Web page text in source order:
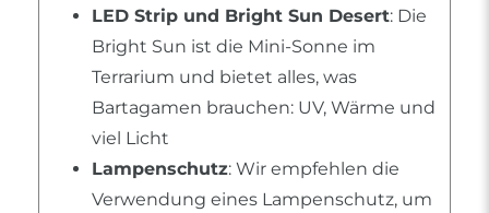
LED Strip und Bright Sun Desert: Die
Bright Sun ist die Mini-Sonne im
Terrarium und bietet alles, was
Bartagamen brauchen: UV, Wärme und
viel Licht
Lampenschutz: Wir empfehlen die
Verwendung eines Lampenschutz, um